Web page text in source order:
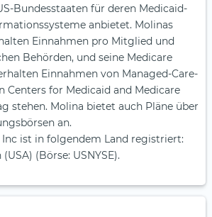
Bundesstaaten für deren Medicaid-
anbietet. Molinas
Einnahmen pro Mitglied und
Behörden, und seine Medicare
Einnahmen von Managed-Care-
Centers for Medicaid and Medicare
stehen. Molina bietet auch Pläne über
an.
ist in folgendem Land registriert:
(Börse: USNYSE).